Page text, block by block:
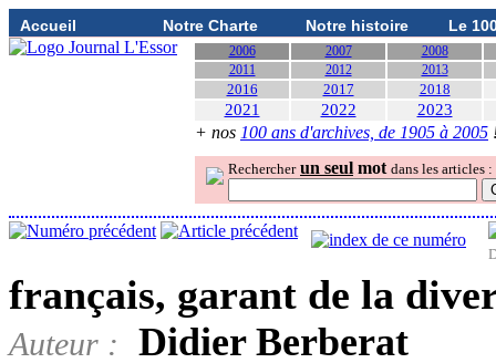
Accueil Notre Charte Notre histoire Le
2006 2007
2008
2011
2012 2013
2016 2017 2018
2021 2022 2023
+ nos 100 ans d'archives, de 1905 à 2005
Rechercher un seul mot dans les articles :
français, garant de la
Auteur :
Didier Berberat